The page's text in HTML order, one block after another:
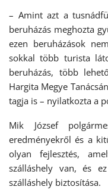
– Amint azt a
beruházás meghozta
ezen beruházások
sokkal több turista
beruházás, több
Hargita Megye
tagja is – nyilatkozta a
Mik József
eredményekről és a
olyan fejlesztés,
szálláshely van, és
szálláshely biztosítása.